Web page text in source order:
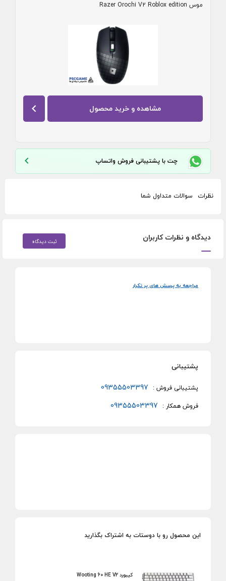
موس Razer Orochi V2 Roblox edition
مشاهده و خرید محصول
چت با پشتیبانی فروش واتساپ
نظرات سوالات متداول شما
دیدگاه و نظرات کاربران ثبت دیدگاه
مراجعه به پرسش های پر تکرار
پشتیبانی
پشتیبانی فروش : 09355503397
فروش همکار : 09355503397
این محصول رو با دوستات به اشتراک بگذارید
کیبورد Wooting 60 HE V2